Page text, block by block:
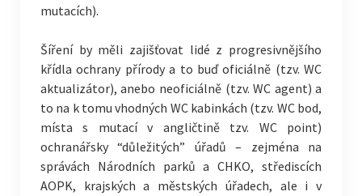
mutacích).
Šíření by měli zajišťovat lidé z progresivnějšího
křídla ochrany přírody a to buď oficiálně (tzv. WC
aktualizátor), anebo neoficiálně (tzv. WC agent) a
to na k tomu vhodných WC kabinkách (tzv. WC bod,
místa s mutací v angličtině tzv. WC point)
ochranářsky “důležitých” úřadů – zejména na
správách Národních parků a CHKO, střediscích
AOPK, krajských a městských úřadech, ale i v